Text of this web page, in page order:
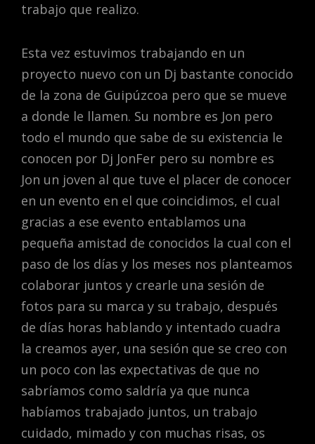
trabajo que realizo.
Esta vez estuvimos trabajando en un
proyecto nuevo con un Dj bastante conocido
de la zona de Guipúzcoa pero que se mueve
a donde le llamen. Su nombre es Jon pero
todo el mundo que sabe de su existencia le
conocen por Dj JonFer pero su nombre es
Jon un joven al que tuve el placer de conocer
en un evento en el que coincidimos, el cual
gracias a ese evento entablamos una
pequeña amistad de conocidos la cual con el
paso de los días y los meses nos planteamos
colaborar juntos y crearle una sesión de
fotos para su marca y su trabajo, después
de días horas hablando y intentado cuadra
la creamos ayer, una sesión que se creo con
un poco con las expectativas de que no
sabríamos como saldría ya que nunca
habíamos trabajado juntos, un trabajo
cuidado, mimado y con muchas risas, os